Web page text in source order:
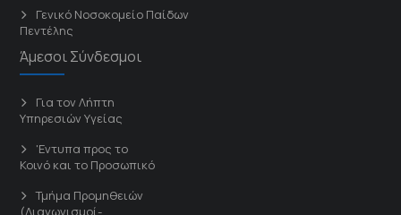
Γενικό Νοσοκομείο Παίδων
Πεντέλης
Άμεσοι Σύνδεσμοι
Για τον Λήπτη
Υπηρεσιών Υγείας
'Εντυπα προς το
Κοινό και το Προσωπικό
Τμήμα Προμηθειών
(Διαγωνισμοί-